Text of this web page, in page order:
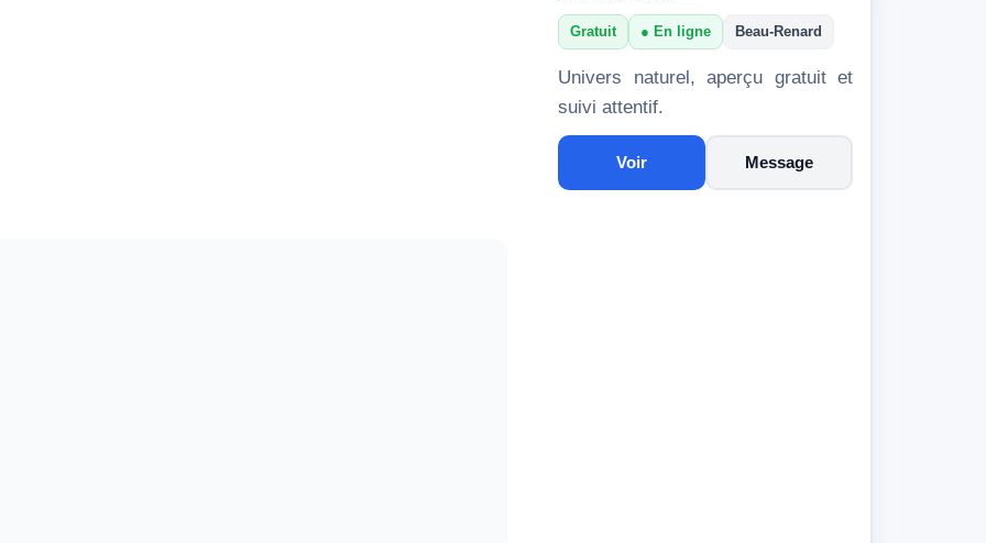
Gratuit En ligne Beau-Renard
Univers naturel, aperçu gratuit et
suivi attentif.
Voir Message